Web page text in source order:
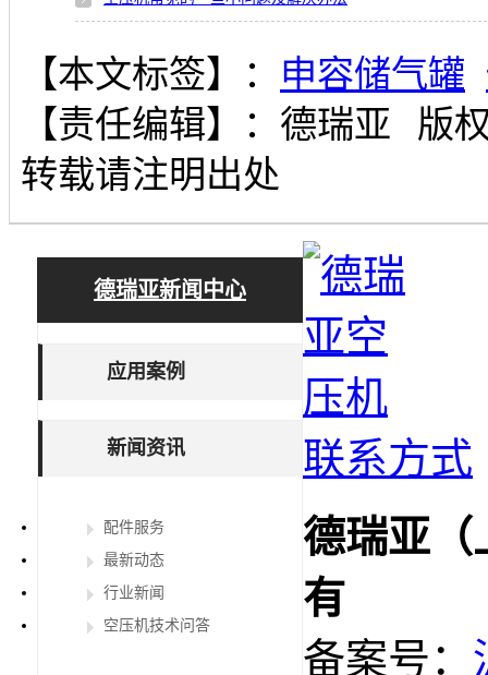
【本文标签】： 申容储气罐
【责任编辑】： 德瑞亚
版
转载请注明出处
德瑞亚新闻中心
应用案例
新闻资讯
配件服务
最新动态
行业新闻
空压机技术问答
联系方式
德瑞亚（
有
备案号：